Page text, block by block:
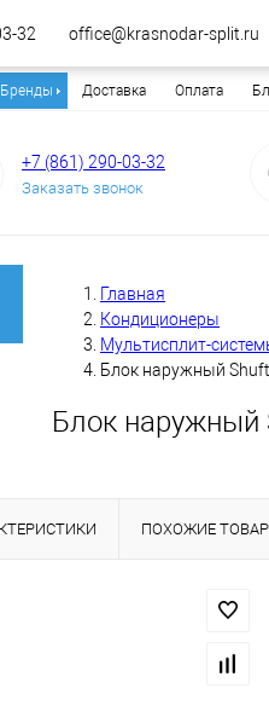
Бренды Доставка Оплата
+7 (861) 290-03-32
Заказать звонок
Главная
Кондиционеры
Мультисплит-
Блок наружный
Блок наружный
ПОХОЖИЕ
32 office@krasnodar-split.ru